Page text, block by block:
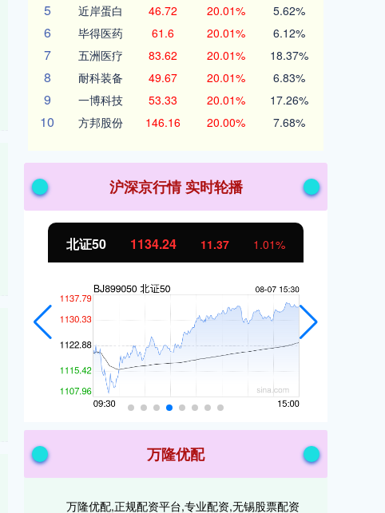
5 近岸蛋白 46.72 20.01% 5.62%
6 毕得医药 61.6 20.01% 6.12%
7 五洲医疗 83.62 20.01% 18.37%
8 耐科装备 49.67 20.01% 6.83%
9 一博科技 53.33 20.01% 17.26%
10 方邦股份 146.16 20.00% 7.68%
沪深京行情 实时轮播
北证50 1134.24 11.37 1.01%
万隆优配
万隆优配,正规配资平台,专业配资,无锡股票配资